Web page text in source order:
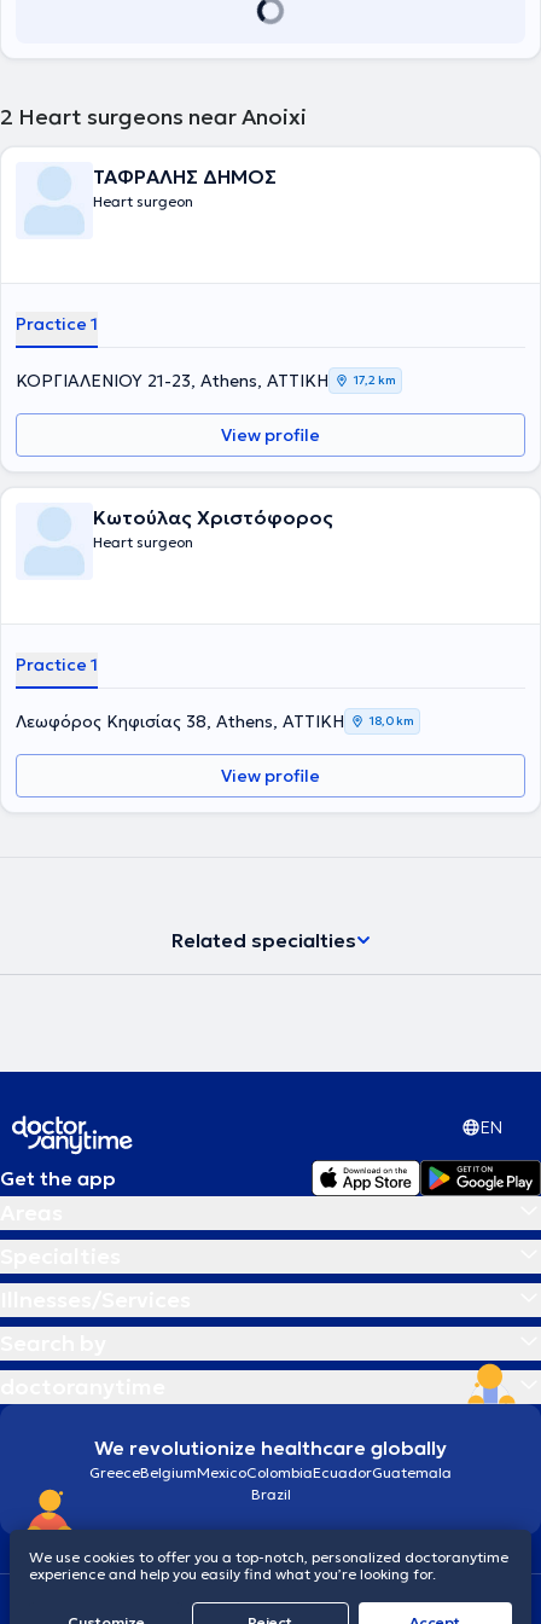
2 Heart surgeons near Anoixi
ΤΑΦΡΑΛΗΣ ΔΗΜΟΣ
Heart surgeon
Practice 1
ΚΟΡΓΙΑΛΕΝΙΟΥ 21-23, Athens, ΑΤΤΙΚΗ 17,2 km
View profile
Κωτούλας Χριστόφορος
Heart surgeon
Practice 1
Λεωφόρος Κηφισίας 38, Athens, ΑΤΤΙΚΗ 18,0 km
View profile
Related specialties
EN
Get the app
We revolutionize healthcare globally
GreeceBelgiumMexicoColombiaEcuadorGuatemala
Brazil
Cookiesdoctoranytime: Data Protection Policy
We use cookies to offer you a top-notch, personalized doctoranytime
experience and help you easily find what you’re looking for.